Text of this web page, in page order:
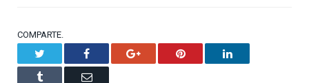
COMPARTE.
Facebook Google+ Pinterest LinkedIn
Tumblr Email